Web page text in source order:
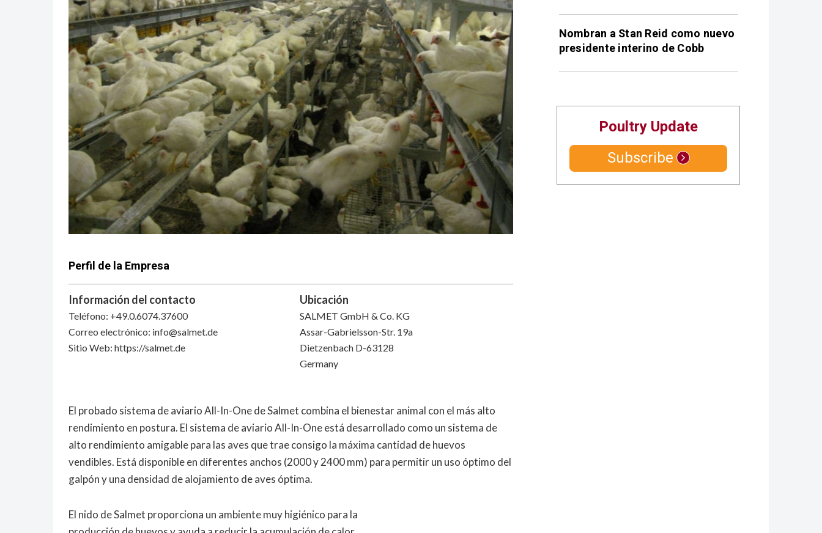
Perfil de la Empresa
Información del contacto
Teléfono: +49.0.6074.37600
Correo electrónico: info@salmet.de
Sitio Web: https://salmet.de
Ubicación
SALMET GmbH & Co. KG
Assar-Gabrielsson-Str. 19a
Dietzenbach D-63128
Germany
El probado sistema de aviario All-In-One de Salmet combina el bienestar animal con el más alto
rendimiento en postura. El sistema de aviario All-In-One está desarrollado como un sistema de
alto rendimiento amigable para las aves que trae consigo la máxima cantidad de huevos
vendibles. Está disponible en diferentes anchos (2000 y 2400 mm) para permitir un uso óptimo del
galpón y una densidad de alojamiento de aves óptima.
El nido de Salmet proporciona un ambiente muy higiénico para la
Nombran a Stan Reid como nuevo
presidente interino de Cobb
Poultry Update
Subscribe